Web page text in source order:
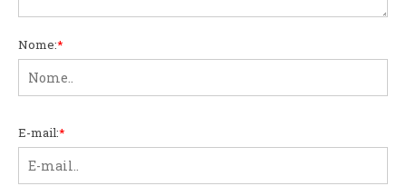
Nome:*
E-mail:*